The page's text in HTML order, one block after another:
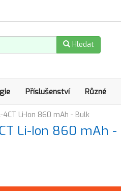
Hledat
Příslušenství Různé
4CT Li-Ion 860 mAh - Bulk
Li-Ion 860 mAh -